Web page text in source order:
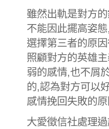
雖然出軌是對方
不能因此擺高姿
選擇第三者的原
照顧對方的英雄
弱的感情,也不屑
的,認為對方可以
感情挽回失敗的
大愛徵信社處理